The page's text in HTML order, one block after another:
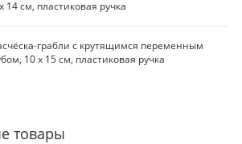
14 см, пластиковая ручка
грабли с крутящимся переменным
10 х 15 см, пластиковая ручка
товары